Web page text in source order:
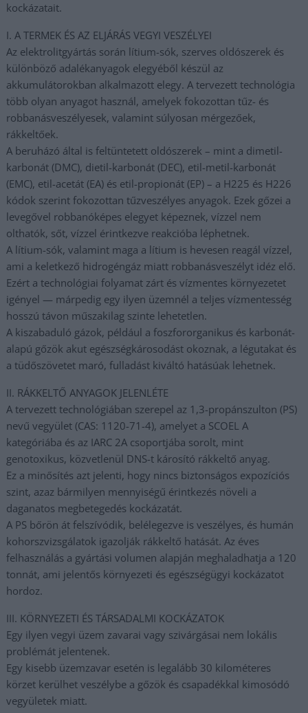
kockázatait.
I. A TERMEK ÉS AZ ELJÁRÁS VEGYI VESZÉLYEI
Az elektrolitgyártás során lítium-sók, szerves oldószerek és
különböző adalékanyagok elegyéből készül az
akkumulátorokban alkalmazott elegy. A tervezett technológia
több olyan anyagot használ, amelyek fokozottan tűz- és
robbanásveszélyesek, valamint súlyosan mérgezőek,
rákkeltőek.
A beruházó által is feltüntetett oldószerek – mint a dimetil-
karbonát (DMC), dietil-karbonát (DEC), etil-metil-karbonát
(EMC), etil-acetát (EA) és etil-propionát (EP) – a H225 és H226
kódok szerint fokozottan tűzveszélyes anyagok. Ezek gőzei a
levegővel robbanóképes elegyet képeznek, vízzel nem
olthatók, sőt, vízzel érintkezve reakcióba léphetnek.
A lítium-sók, valamint maga a lítium is hevesen reagál vízzel,
ami a keletkező hidrogéngáz miatt robbanásveszélyt idéz elő.
Ezért a technológiai folyamat zárt és vízmentes környezetet
igényel — márpedig egy ilyen üzemnél a teljes vízmentesség
hosszú távon műszakilag szinte lehetetlen.
A kiszabaduló gázok, például a foszfororganikus és karbonát-
alapú gőzök akut egészségkárosodást okoznak, a légutakat és
a tüdőszövetet maró, fulladást kiváltó hatásúak lehetnek.
II. RÁKKELTŐ ANYAGOK JELENLÉTE
A tervezett technológiában szerepel az 1,3-propánszulton (PS)
nevű vegyület (CAS: 1120-71-4), amelyet a SCOEL A
kategóriába és az IARC 2A csoportjába sorolt, mint
genotoxikus, közvetlenül DNS-t károsító rákkeltő anyag.
Ez a minősítés azt jelenti, hogy nincs biztonságos expozíciós
szint, azaz bármilyen mennyiségű érintkezés növeli a
daganatos megbetegedés kockázatát.
A PS bőrön át felszívódik, belélegezve is veszélyes, és humán
kohorszvizsgálatok igazolják rákkeltő hatását. Az éves
felhasználás a gyártási volumen alapján meghaladhatja a 120
tonnát, ami jelentős környezeti és egészségügyi kockázatot
hordoz.
III. KÖRNYEZETI ÉS TÁRSADALMI KOCKÁZATOK
Egy ilyen vegyi üzem zavarai vagy szivárgásai nem lokális
problémát jelentenek.
Egy kisebb üzemzavar esetén is legalább 30 kilométeres
körzet kerülhet veszélybe a gőzök és csapadékkal kimosódó
vegyületek miatt.